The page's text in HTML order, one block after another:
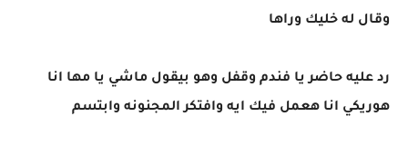
وقال له خليك وراها
رد عليه حاضر يا فندم وقفل وهو بيقول ماشي يا مها انا
هوريكي انا هعمل فيك ايه وافتكر المجنونه وابتسم